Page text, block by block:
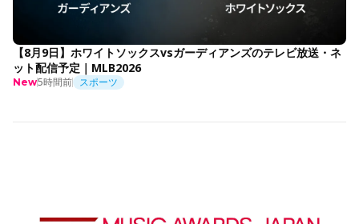
【8月9日】ホワイトソックスvsガーディアンズのテレビ放送・ネ
ット配信予定｜MLB2026
New5時間前 スポーツ